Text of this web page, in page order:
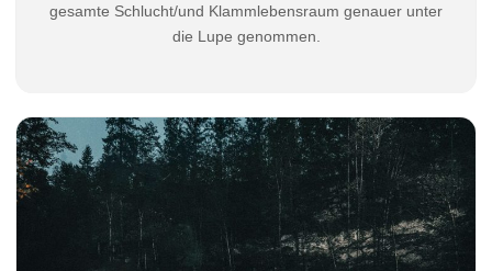
gesamte Schlucht/und Klammlebensraum genauer unter
die Lupe genommen.